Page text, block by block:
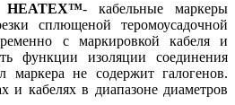
HEATEX™- кабельные маркеры
сплющеной теромоусадочной
с маркировкой кабеля и
функции изоляции соединения
маркера не содержит галогенов.
и кабелях в диапазоне диаметров